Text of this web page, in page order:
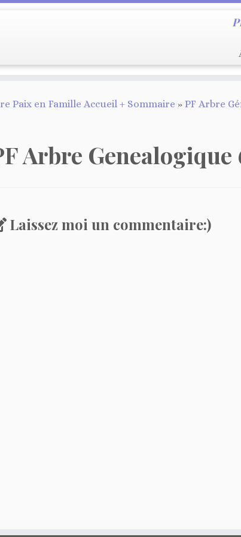
Paix en Famille Accueil + Sommaire » PF Arbre
Arbre Genealogique
Laissez moi un commentaire:)